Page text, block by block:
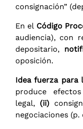
consignación”
En el Código
audiencia), con
depositario,
oposición.
Idea fuerza para
produce
legal, (ii)
negociaciones